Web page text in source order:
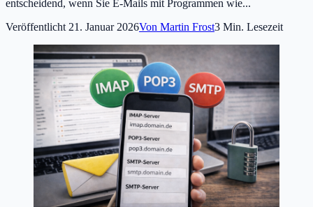
entscheidend, wenn Sie E-Mails mit Programmen wie...
Veröffentlicht 21. Januar 2026Von Martin Frost3 Min. Lesezeit